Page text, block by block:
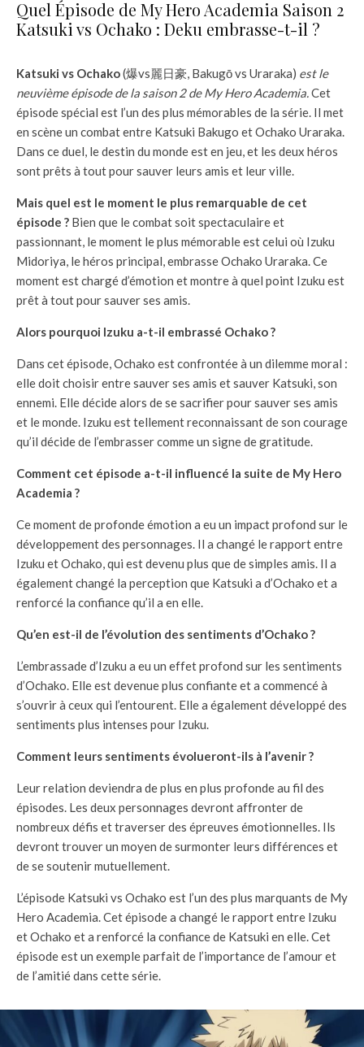
Quel Épisode de My Hero Academia Saison 2
Katsuki vs Ochako : Deku embrasse-t-il ?
Katsuki vs Ochako(爆vs麗日豪, Bakugō vs Uraraka) est le
neuvième épisode de la saison 2 de My Hero Academia.Cet
épisode spécial est l’un des plus mémorables de la série. Il met
en scène un combat entre Katsuki Bakugo et Ochako Uraraka.
Dans ce duel, le destin du monde est en jeu, et les deux héros
sont prêts à tout pour sauver leurs amis et leur ville.
Mais quel est le moment le plus remarquable de cet
épisode ? Bien que le combat soit spectaculaire et
passionnant, le moment le plus mémorable est celui où Izuku
Midoriya, le héros principal, embrasse Ochako Uraraka. Ce
moment est chargé d’émotion et montre à quel point Izuku est
prêt à tout pour sauver ses amis.
Alors pourquoi Izuku a-t-il embrassé Ochako ?
Dans cet épisode, Ochako est confrontée à un dilemme moral :
elle doit choisir entre sauver ses amis et sauver Katsuki, son
ennemi. Elle décide alors de se sacrifier pour sauver ses amis
et le monde. Izuku est tellement reconnaissant de son courage
qu’il décide de l’embrasser comme un signe de gratitude.
Comment cet épisode a-t-il influencé la suite de My Hero
Academia ?
Ce moment de profonde émotion a eu un impact profond sur le
développement des personnages. Il a changé le rapport entre
Izuku et Ochako, qui est devenu plus que de simples amis. Il a
également changé la perception que Katsuki a d’Ochako et a
renforcé la confiance qu’il a en elle.
Qu’en est-il de l’évolution des sentiments d’Ochako ?
L’embrassade d’Izuku a eu un effet profond sur les sentiments
d’Ochako. Elle est devenue plus confiante et a commencé à
s’ouvrir à ceux qui l’entourent. Elle a également développé des
sentiments plus intenses pour Izuku.
Comment leurs sentiments évolueront-ils à l’avenir ?
Leur relation deviendra de plus en plus profonde au fil des
épisodes. Les deux personnages devront affronter de
nombreux défis et traverser des épreuves émotionnelles. Ils
devront trouver un moyen de surmonter leurs différences et
de se soutenir mutuellement.
L’épisode Katsuki vs Ochako est l’un des plus marquants de My
Hero Academia. Cet épisode a changé le rapport entre Izuku
et Ochako et a renforcé la confiance de Katsuki en elle. Cet
épisode est un exemple parfait de l’importance de l’amour et
de l’amitié dans cette série.